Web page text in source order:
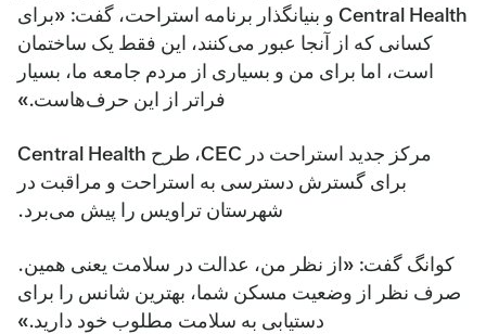
Central Health و بنیانگذار برنامه استراحت، گفت: «برای
کسانی که از آنجا عبور می‌کنند، این فقط یک ساختمان
است، اما برای من و بسیاری از مردم جامعه ما، بسیار
فراتر از این حرف‌هاست.»
مرکز جدید استراحت در CEC، طرح Central Health
برای گسترش دسترسی به استراحت و مراقبت در
شهرستان تراویس را پیش می‌برد.
کوانگ گفت: «از نظر من، عدالت در سلامت یعنی همین.
صرف نظر از وضعیت مسکن شما، بهترین شانس را برای
دستیابی به سلامت مطلوب خود دارید.»